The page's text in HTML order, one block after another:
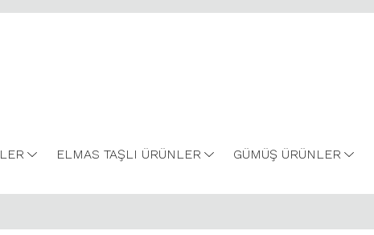
ELMAS TAŞLI ÜRÜNLER GÜMÜŞ ÜRÜNLER